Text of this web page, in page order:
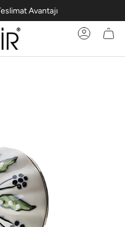
Avantajı
Hesabım